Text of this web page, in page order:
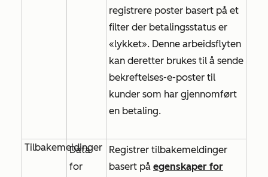
registrere poster basert på et
filter der betalingsstatus er
«lykket». Denne arbeidsflyten
kan deretter brukes til å sende
bekreftelses-e-poster til
kunder som har gjennomført
en betaling.
Tilbakemeldinger
Data
for
Registrer tilbakemeldinger
basert på egenskaper for